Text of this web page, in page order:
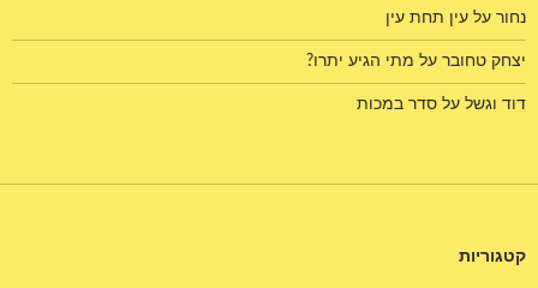
נחור על עין תחת עין
יצחק טחובר על מתי הגיע יתרו?
דוד וגשל על סדר במכות
קטגוריות